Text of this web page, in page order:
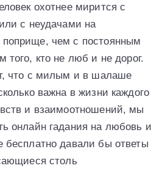
охотнее мирится с
с неудачами на
чем с постоянным
того, кто не люб и не дорог.
что с милым и в шалаше
важна в жизни каждого
и взаимоотношений, мы
онлайн гадания на любовь и
бесплатно давали бы ответы
столь